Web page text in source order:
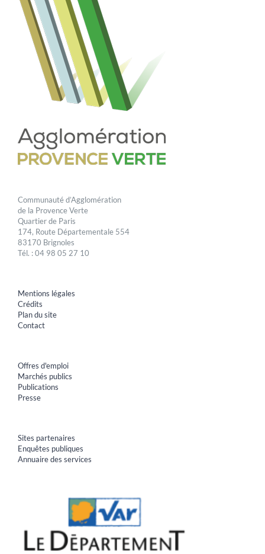
Communauté d’Agglomération
de la Provence Verte
Quartier de Paris
174, Route Départementale 554
83170 Brignoles
Tél. : 04 98 05 27 10
Mentions légales
Crédits
Plan du site
Contact
Offres d'emploi
Marchés publics
Publications
Presse
Sites partenaires
Enquêtes publiques
Annuaire des services